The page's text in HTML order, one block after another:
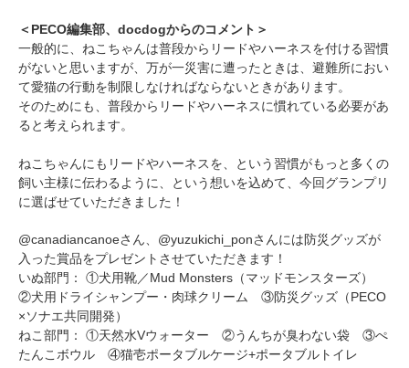
＜PECO編集部、docdogからのコメント＞
一般的に、ねこちゃんは普段からリードやハーネスを付ける習慣
がないと思いますが、万が一災害に遭ったときは、避難所におい
て愛猫の行動を制限しなければならないときがあります。
そのためにも、普段からリードやハーネスに慣れている必要があ
ると考えられます。
ねこちゃんにもリードやハーネスを、という習慣がもっと多くの
飼い主様に伝わるように、という想いを込めて、今回グランプリ
に選ばせていただきました！
@canadiancanoeさん、@yuzukichi_ponさんには防災グッズが
入った賞品をプレゼントさせていただきます！
いぬ部門： ①犬用靴／Mud Monsters（マッドモンスターズ）
②犬用ドライシャンプー・肉球クリーム ③防災グッズ（PECO
×ソナエ共同開発）
ねこ部門： ①天然水Vウォーター ②うんちが臭わない袋 ③ぺ
たんこボウル ④猫壱ポータブルケージ+ポータブルトイレ
pecodogs
いぬ部をフォロー
pecocats
アプリをダウンロードする